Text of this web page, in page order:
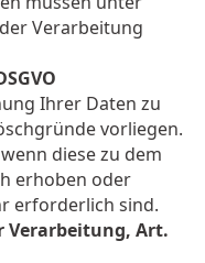
Verarbeitung
Ihrer Daten zu
vorliegen.
diese zu dem
erhoben oder
erforderlich sind.
Verarbeitung, Art.